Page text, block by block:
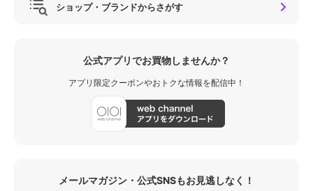
ショップ・ブランドからさがす
公式アプリでお買物しませんか？
アプリ限定クーポンやおトクな情報を配信中！
メールマガジン・公式SNSもお見逃しなく！